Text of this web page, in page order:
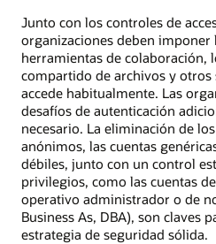
Junto con los controles de
organizaciones deben imponer
herramientas de colaboración,
compartido de archivos y otros
accede habitualmente. Las
desafíos de autenticación
necesario. La eliminación de
anónimos, las cuentas
débiles, junto con un control
privilegios, como las cuentas
operativo administrador o de
Business As, DBA), son claves
estrategia de seguridad sólida.